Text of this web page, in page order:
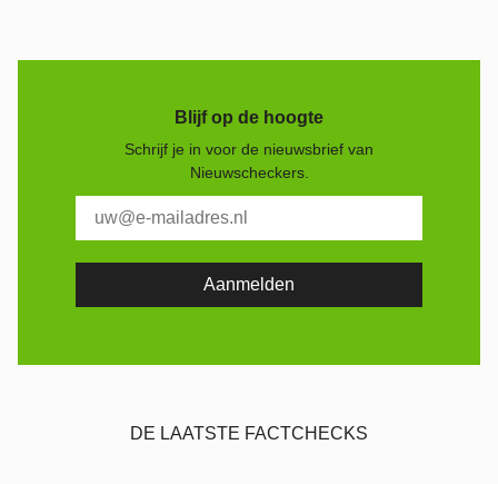
Blijf op de hoogte
Schrijf je in voor de nieuwsbrief van
Nieuwscheckers.
DE LAATSTE FACTCHECKS